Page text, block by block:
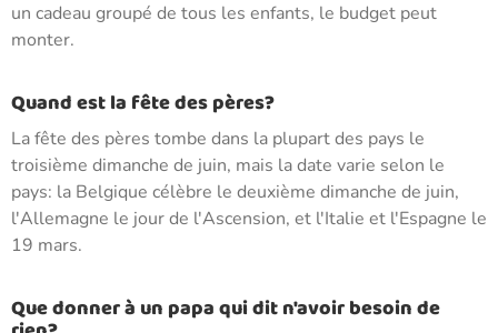
un cadeau groupé de tous les enfants, le budget peut
monter.
Quand est la fête des pères?
La fête des pères tombe dans la plupart des pays le
troisième dimanche de juin, mais la date varie selon le
pays: la Belgique célèbre le deuxième dimanche de juin,
l'Allemagne le jour de l'Ascension, et l'Italie et l'Espagne le
19 mars.
Que donner à un papa qui dit n'avoir besoin de